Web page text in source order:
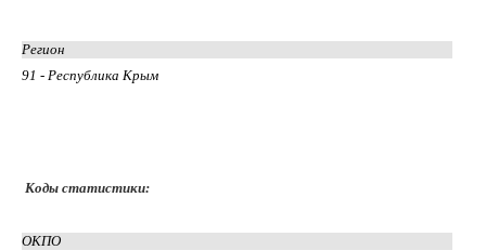
Регион
91 - Республика Крым
Коды статистики:
ОКПО